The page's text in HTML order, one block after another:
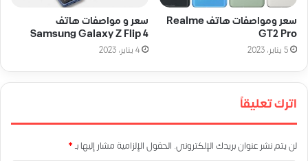
سعر ومواصفات هاتف Realme
GT2 Pro
5 يناير، 2023
سعر و مواصفات هاتف
Samsung Galaxy Z Flip 4
4 يناير، 2023
اترك تعليقاً
لن يتم نشر عنوان بريدك الإلكتروني. الحقول الإلزامية مشار إليها بـ*